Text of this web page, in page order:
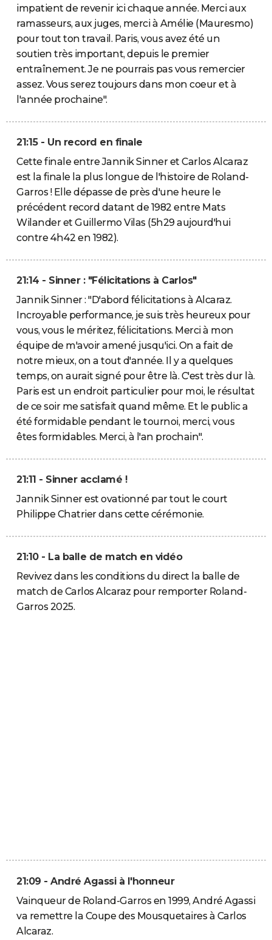
impatient de revenir ici chaque année. Merci aux
ramasseurs, aux juges, merci à Amélie (Mauresmo)
pour tout ton travail. Paris, vous avez été un
soutien très important, depuis le premier
entraînement. Je ne pourrais pas vous remercier
assez. Vous serez toujours dans mon coeur et à
l'année prochaine".
21:15 - Un record en finale
Cette finale entre Jannik Sinner et Carlos Alcaraz
est la finale la plus longue de l'histoire de Roland-
Garros ! Elle dépasse de près d'une heure le
précédent record datant de 1982 entre Mats
Wilander et Guillermo Vilas (5h29 aujourd'hui
contre 4h42 en 1982).
21:14 - Sinner : "Félicitations à Carlos"
Jannik Sinner : "D'abord félicitations à Alcaraz.
Incroyable performance, je suis très heureux pour
vous, vous le méritez, félicitations. Merci à mon
équipe de m'avoir amené jusqu'ici. On a fait de
notre mieux, on a tout d'année. Il y a quelques
temps, on aurait signé pour être là. C'est très dur là.
Paris est un endroit particulier pour moi, le résultat
de ce soir me satisfait quand même. Et le public a
été formidable pendant le tournoi, merci, vous
êtes formidables. Merci, à l'an prochain".
21:11 - Sinner acclamé !
Jannik Sinner est ovationné par tout le court
Philippe Chatrier dans cette cérémonie.
21:10 - La balle de match en vidéo
Revivez dans les conditions du direct la balle de
match de Carlos Alcaraz pour remporter Roland-
Garros 2025.
21:09 - André Agassi à l'honneur
Vainqueur de Roland-Garros en 1999, André Agassi
va remettre la Coupe des Mousquetaires à Carlos
Alcaraz.